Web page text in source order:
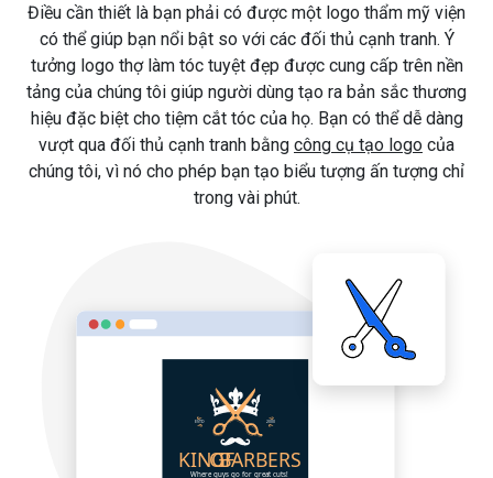
Điều cần thiết là bạn phải có được một logo thẩm mỹ viện
có thể giúp bạn nổi bật so với các đối thủ cạnh tranh. Ý
tưởng logo thợ làm tóc tuyệt đẹp được cung cấp trên nền
tảng của chúng tôi giúp người dùng tạo ra bản sắc thương
hiệu đặc biệt cho tiệm cắt tóc của họ. Bạn có thể dễ dàng
vượt qua đối thủ cạnh tranh bằng công cụ tạo logo của
chúng tôi, vì nó cho phép bạn tạo biểu tượng ấn tượng chỉ
trong vài phút.